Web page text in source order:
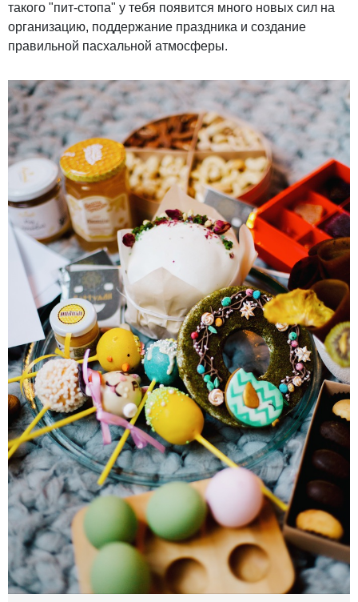
такого "пит-стопа" у тебя появится много новых сил на
организацию, поддержание праздника и создание
правильной пасхальной атмосферы.